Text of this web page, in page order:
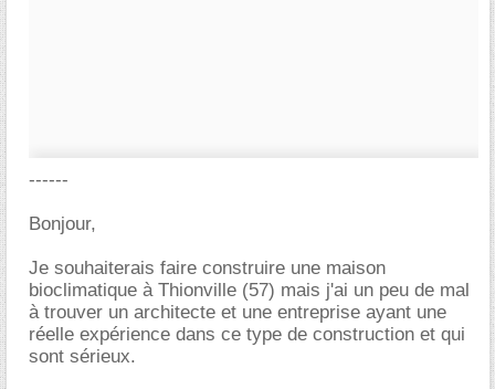
------
Bonjour,
Je souhaiterais faire construire une maison
bioclimatique à Thionville (57) mais j'ai un peu de mal
à trouver un architecte et une entreprise ayant une
réelle expérience dans ce type de construction et qui
sont sérieux.